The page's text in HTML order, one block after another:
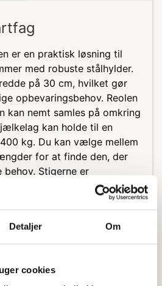
Detaljer Om
cookies
er en praktisk løsning til
med robuste stålhylder.
på 30 cm, hvilket gør
opbevaringsbehov. Reolen
kan nemt samles på omkring
kan holde til en
kg. Du kan vælge mellem
for at finde den, der
behov. Stigerne er
har en orange farve.
have din reol klar til brug